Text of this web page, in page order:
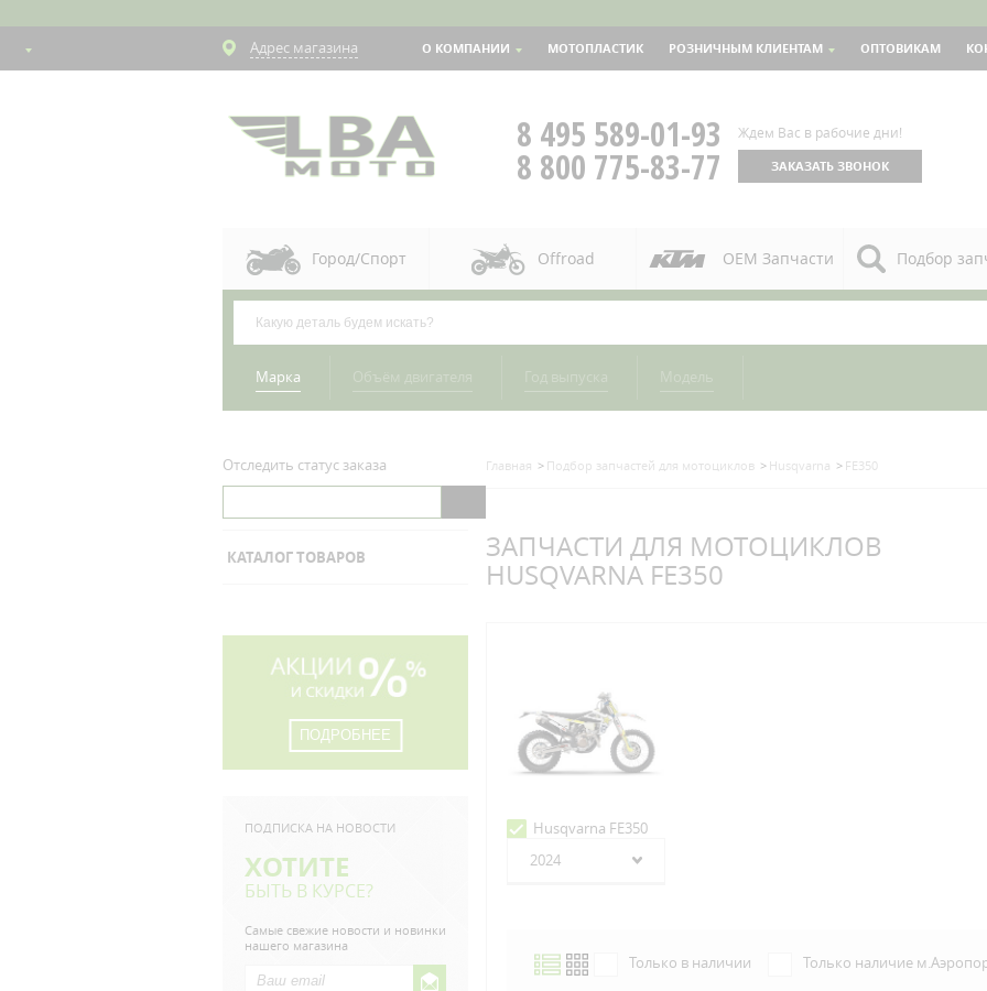
Адрес магазина О КОМПАНИИ МОТОПЛАСТИК РОЗНИЧНЫМ КЛИЕНТАМ ОПТОВИКАМ
8 495 589-01-93
8 800 775-83-77
Ждем Вас в рабочие дни!
ЗАКАЗАТЬ ЗВОНОК
Город/Спорт Offroad OEM Запчасти Подбор
Марка
Отследить статус заказа
КАТАЛОГ ТОВАРОВ
ПОДРОБНЕЕ
ПОДПИСКА НА НОВОСТИ
ХОТИТЕ
БЫТЬ В КУРСЕ?
Самые свежие новости и новинки
нашего магазина
Главная Подбор запчастей для мотоциклов Husqvarna FE350
ЗАПЧАСТИ ДЛЯ МОТОЦИКЛОВ
HUSQVARNA FE350
Husqvarna FE350
2024
Только в наличии Только наличие